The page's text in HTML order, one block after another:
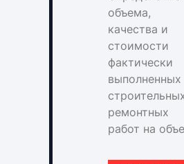
объема,
качества и
стоимости
фактически
выполненных
ремонтных
работ на